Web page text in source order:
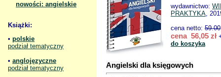
nowości: angielskie
Książki:
• polskie
podział tematyczny
• anglojęzyczne
podział tematyczny
wydawnictwo:
PRAKTYKA,
cena netto: 59.00
cena 56,05 zł
do koszyka
Angielski dla księgowych